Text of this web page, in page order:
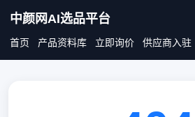
中颜网AI选品平台
首页 产品资料库 立即询价 供应商入驻